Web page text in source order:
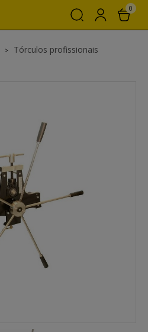
0
Tórculos profissionais